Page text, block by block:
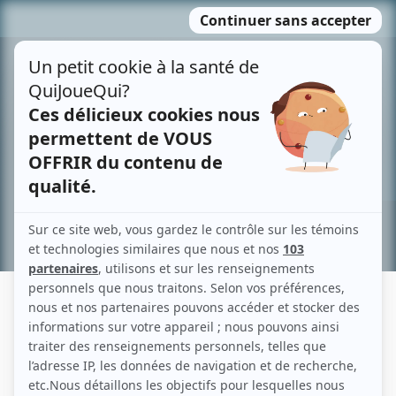
MENU
contenu
Recherche avancée »
RAZAK OSMAN
Liens
Fiche de Razak Osman sur Showbizz.net